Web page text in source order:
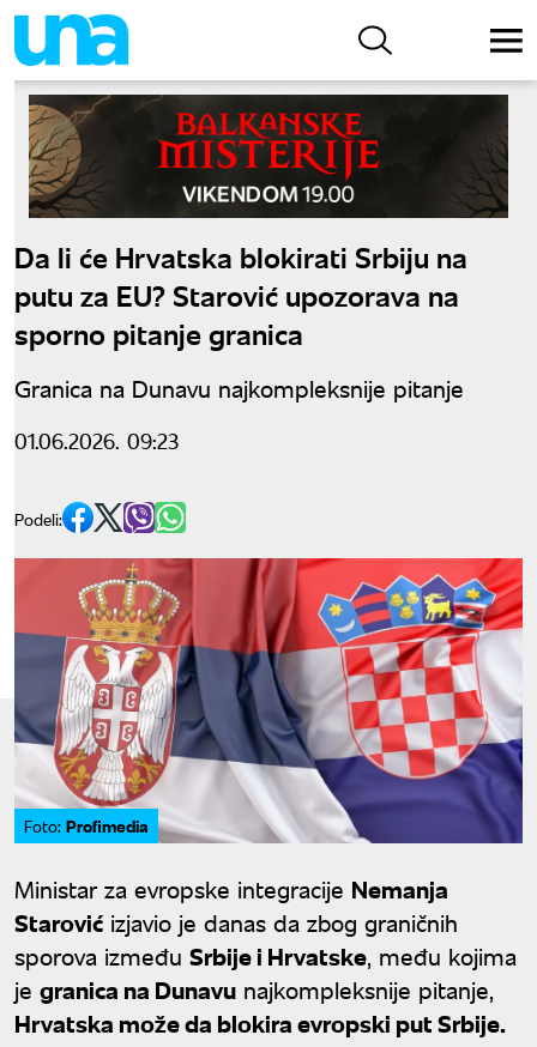
Da li će Hrvatska blokirati Srbiju na
putu za EU? Starović upozorava na
sporno pitanje granica
Granica na Dunavu najkompleksnije pitanje
01.06.2026. 09:23
Podeli:
Foto: Profimedia
Ministar za evropske integracije Nemanja
Starović izjavio je danas da zbog graničnih
sporova između Srbije i Hrvatske, među kojima
je granica na Dunavu najkompleksnije pitanje,
Hrvatska može da blokira evropski put Srbije.